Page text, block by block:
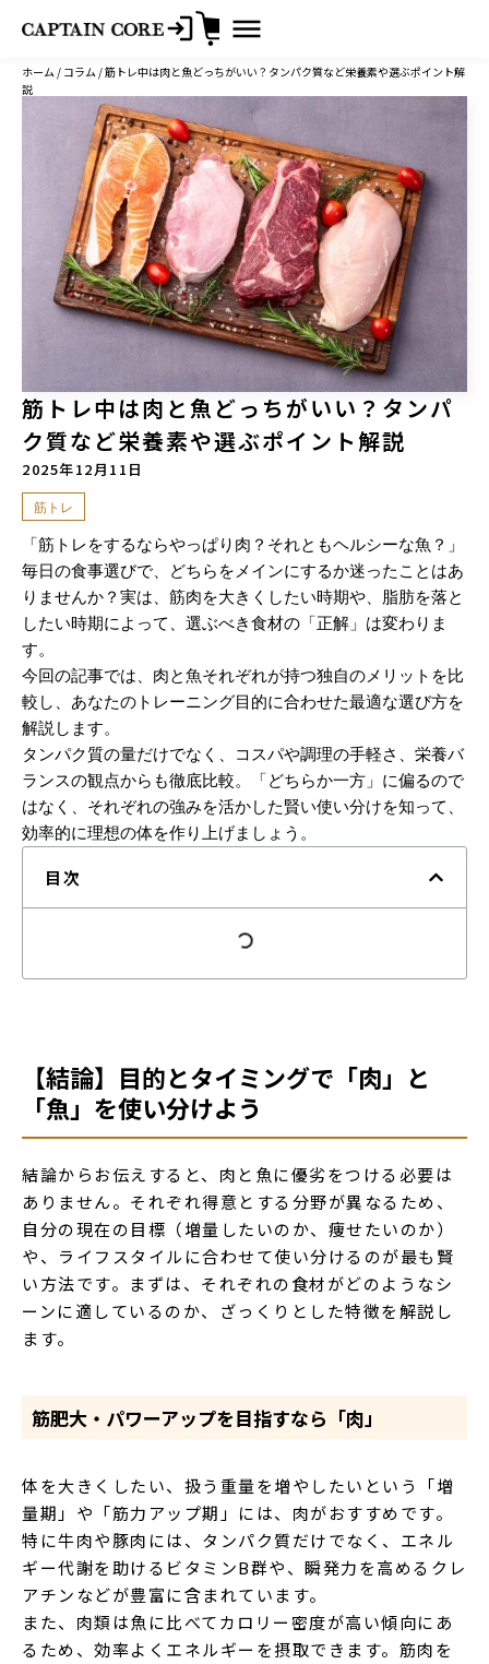
ン
ホーム / コラム / 筋トレ中は肉と魚どっちがいい？タンパク質など栄養素や選ぶポイント解
説
筋トレ中は肉と魚どっちがいい？タンパ
ク質など栄養素や選ぶポイント解説
2025年12月11日
筋トレ
「筋トレをするならやっぱり肉？それともヘルシーな魚？」
毎日の食事選びで、どちらをメインにするか迷ったことはあ
りませんか？実は、筋肉を大きくしたい時期や、脂肪を落と
したい時期によって、選ぶべき食材の「正解」は変わりま
す。
今回の記事では、肉と魚それぞれが持つ独自のメリットを比
較し、あなたのトレーニング目的に合わせた最適な選び方を
解説します。
タンパク質の量だけでなく、コスパや調理の手軽さ、栄養バ
ランスの観点からも徹底比較。「どちらか一方」に偏るので
はなく、それぞれの強みを活かした賢い使い分けを知って、
効率的に理想の体を作り上げましょう。
目次
【結論】目的とタイミングで「肉」と
「魚」を使い分けよう
結論からお伝えすると、肉と魚に優劣をつける必要は
ありません。それぞれ得意とする分野が異なるため、
自分の現在の目標（増量したいのか、痩せたいのか）
や、ライフスタイルに合わせて使い分けるのが最も賢
い方法です。まずは、それぞれの食材がどのようなシ
ーンに適しているのか、ざっくりとした特徴を解説し
ます。
筋肥大・パワーアップを目指すなら「肉」
体を大きくしたい、扱う重量を増やしたいという「増
量期」や「筋力アップ期」には、肉がおすすめです。
特に牛肉や豚肉には、タンパク質だけでなく、エネル
ギー代謝を助けるビタミンB群や、瞬発力を高めるクレ
アチンなどが豊富に含まれています。
また、肉類は魚に比べてカロリー密度が高い傾向にあ
るため、効率よくエネルギーを摂取できます。筋肉を